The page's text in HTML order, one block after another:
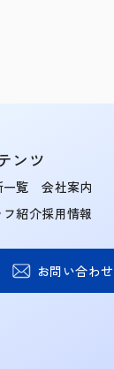
ンツ
一覧
フ紹介
会社案内
採用情報
お問い合わ